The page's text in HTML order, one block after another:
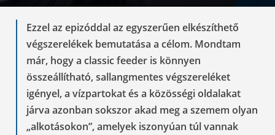
Ezzel az epizóddal az egyszerűen elkészíthető
végszerelékek bemutatása a célom. Mondtam
már, hogy a classic feeder is könnyen
összeállítható, sallangmentes végszereléket
igényel, a vízpartokat és a közösségi oldalakat
járva azonban sokszor akad meg a szemem olyan
„alkotásokon”, amelyek iszonyúan túl vannak